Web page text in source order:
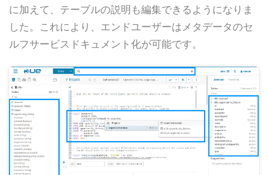
に加えて、テーブルの説明も編集できるようになりま
した。これにより、エンドユーザーはメタデータのセ
ルフサービスドキュメント化が可能です。